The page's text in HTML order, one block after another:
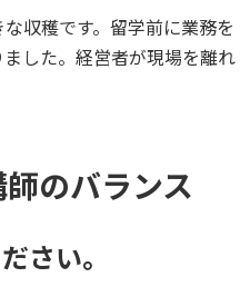
な収穫です。留学前に業務を
した。経営者が現場を離れ
のバランス
さい。